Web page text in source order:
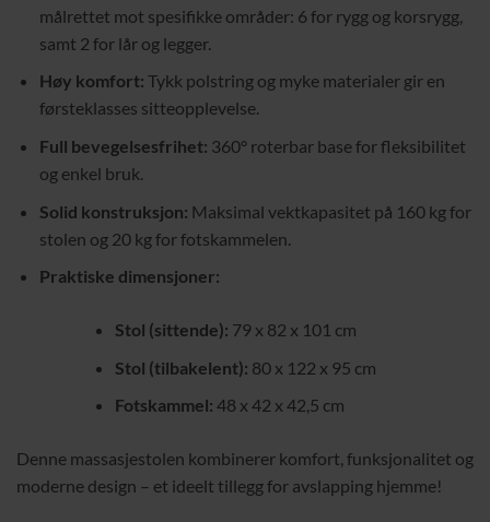
målrettet mot spesifikke områder: 6 for rygg og korsrygg,
samt 2 for lår og legger.
Høy komfort: Tykk polstring og myke materialer gir en
førsteklasses sitteopplevelse.
Full bevegelsesfrihet: 360° roterbar base for fleksibilitet
og enkel bruk.
Solid konstruksjon: Maksimal vektkapasitet på 160 kg for
stolen og 20 kg for fotskammelen.
Praktiske dimensjoner:
Stol (sittende): 79 x 82 x 101 cm
Stol (tilbakelent): 80 x 122 x 95 cm
Fotskammel: 48 x 42 x 42,5 cm
Denne massasjestolen kombinerer komfort, funksjonalitet og
moderne design – et ideelt tillegg for avslapping hjemme!